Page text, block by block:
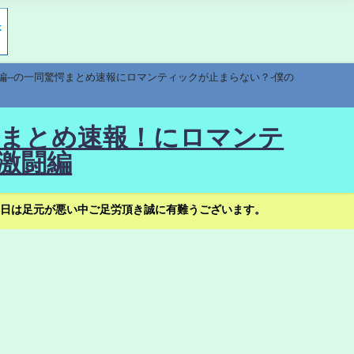
の一同驚愕まとめ速報にロマンティックが止まらない？-僕の
とめ速報！にロマンテ
闘編
足元が悪い中ご足労頂き誠に有難うございます。